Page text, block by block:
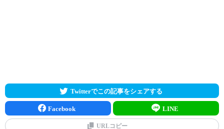
Twitterでこの記事をシェアする
Facebook LINE
URLコピー